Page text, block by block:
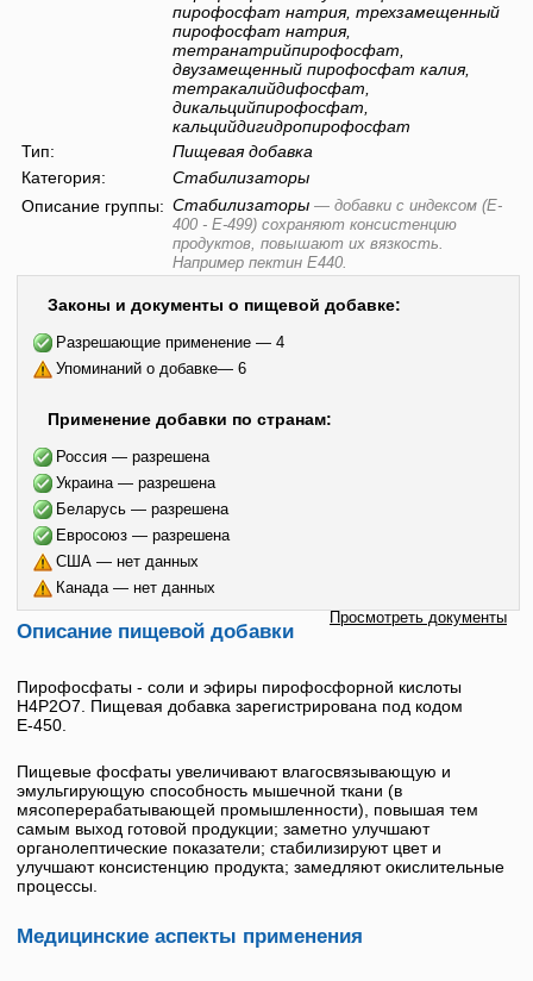
пирофосфат натрия, трехзамещенный
пирофосфат натрия,
тетранатрийпирофосфат,
двузамещенный пирофосфат калия,
тетракалийдифосфат,
дикальцийпирофосфат,
кальцийдигидропирофосфат
Тип:
Пищевая добавка
Категория:
Стабилизаторы
Описание группы: Стабилизаторы — добавки с индексом (E-
400 - E-499) сохраняют консистенцию
продуктов, повышают их вязкость.
Например пектин E440.
Законы и документы о пищевой добавке:
Разрешающие применение — 4
Упоминаний о добавке— 6
Применение добавки по странам:
Россия — разрешена
Украина — разрешена
Беларусь — разрешена
Евросоюз — разрешена
США — нет данных
Канада — нет данных
Просмотреть документы
Описание пищевой добавки
Пирофосфаты - соли и эфиры пирофосфорной кислоты
H4P2O7. Пищевая добавка зарегистрирована под кодом
Е-450.
Пищевые фосфаты увеличивают влагосвязывающую и
эмульгирующую способность мышечной ткани (в
мясоперерабатывающей промышленности), повышая тем
самым выход готовой продукции; заметно улучшают
органолептические показатели; стабилизируют цвет и
улучшают консистенцию продукта; замедляют окислительные
процессы.
Медицинские аспекты применения